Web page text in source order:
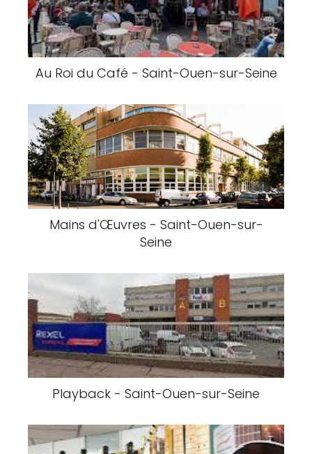
Au Roi du Café - Saint-Ouen-sur-Seine
Mains d'Œuvres - Saint-Ouen-sur-
Seine
Playback - Saint-Ouen-sur-Seine